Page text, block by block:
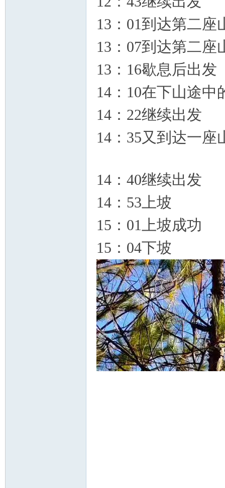
13：01到达第二
13：07到达第二
13：16歇息后出发
14：10在下山途
14：22继续出发
14：35又到达一
14：40继续出发
14：53上坡
15：01上坡成功
15：04下坡